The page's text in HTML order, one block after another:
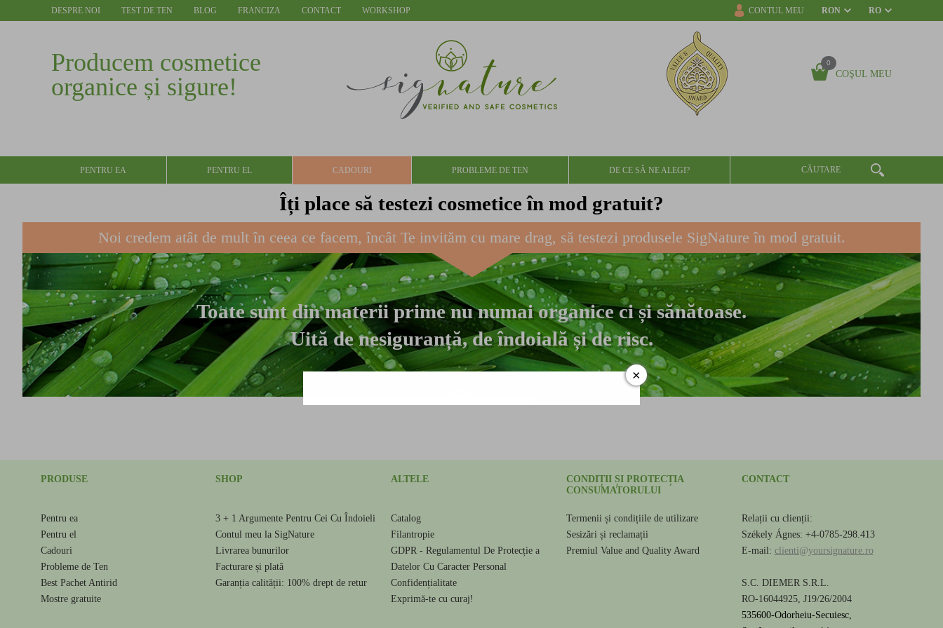
DESPRE NOI TEST DE TEN BLOG FRANCIZA CONTACT WORKSHOP CONTUL MEU RON RO
Producem cosmetice
organice și sigure!
0
COŞUL MEU
PENTRU EA PENTRU EL CADOURI PROBLEME DE TEN DE CE SĂ NE ALEGI?
Îți place să testezi cosmetice în mod gratuit?
Noi credem atât de mult în ceea ce facem, încât Te invităm cu mare drag, să testezi produsele SigNature în mod gratuit.
Toate sunt din materii prime nu numai organice ci și sănătoase.
Uită de nesiguranță, de îndoială și de risc.
PRODUSE
Pentru ea
Pentru el
Cadouri
Probleme de Ten
Best Pachet Antirid
Mostre gratuite
SHOP
3 + 1 Argumente Pentru Cei Cu Îndoieli
Contul meu la SigNature
Livrarea bunurilor
Facturare și plată
Garanția calității: 100% drept de retur
ALTELE
Catalog
Filantropie
GDPR - Regulamentul De Protecție a
Datelor Cu Caracter Personal
Confidențialitate
Exprimă-te cu curaj!
CONDIȚII ȘI PROTECȚIA
CONSUMATORULUI
Termenii și condițiile de utilizare
Sesizări și reclamații
Premiul Value and Quality Award
CONTACT
Relații cu clienții:
Székely Ágnes: +4-0785-298.413
E-mail: clienti@yoursignature.ro
S.C. DIEMER S.R.L.
RO-16044925, J19/26/2004
535600-Odorheiu-Secuiesc,
×